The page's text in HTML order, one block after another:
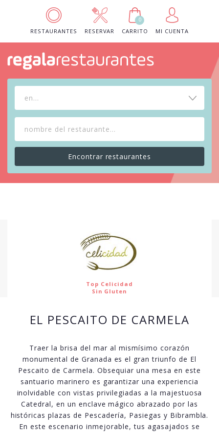
RESTAURANTES RESERVAR
0
CARRITO
MI CUENTA
en...
Top Celicidad
Sin Gluten
EL PESCAITO DE CARMELA
Traer la brisa del mar al mismísimo corazón
monumental de Granada es el gran triunfo de El
Pescaito de Carmela. Obsequiar una mesa en este
santuario marinero es garantizar una experiencia
inolvidable con vistas privilegiadas a la majestuosa
Catedral, en un enclave mágico abrazado por las
históricas plazas de Pescadería, Pasiegas y Bibrambla.
En este escenario inmejorable, tus agasajados se